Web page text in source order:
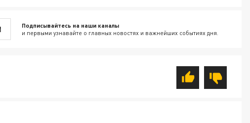
Подписывайтесь на наши каналы
и первыми узнавайте о главных новостях и важнейших событиях дня.